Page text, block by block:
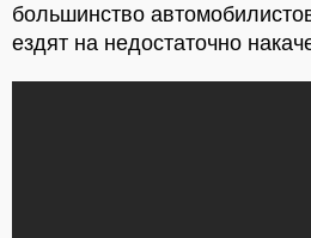
большинство
ездят на недостаточно